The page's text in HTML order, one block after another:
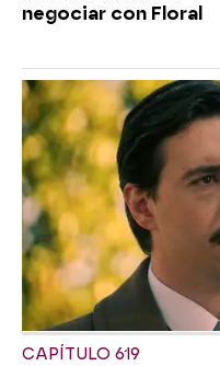
negociar con Floral
CAPÍTULO 619